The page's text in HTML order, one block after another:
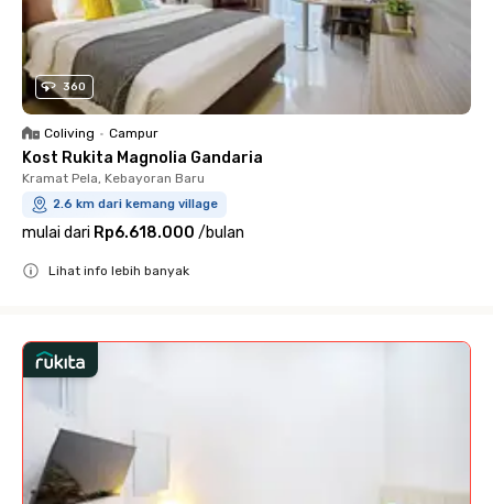
360
Coliving • Campur
Kost Rukita Magnolia Gandaria
Kramat Pela, Kebayoran Baru
2.6 km dari kemang village
mulai dari Rp6.618.000 /bulan
Lihat info lebih banyak